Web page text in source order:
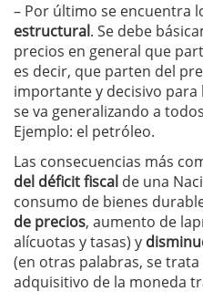
– Por último se encuentra
estructural. Se debe
precios en general que
es decir, que parten del
importante y decisivo para
se va generalizando a
Ejemplo: el petróleo.
Las consecuencias más
del déficit fiscal de una
consumo de bienes
de precios, aumento de
alícuotas y tasas) y
(en otras palabras, se
adquisitivo de la moneda